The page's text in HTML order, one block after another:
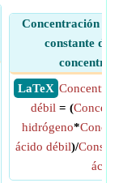
Concentración de
constante de
​ LaTeX
débil = (
hidrógeno*
ácido débil)/
ácido